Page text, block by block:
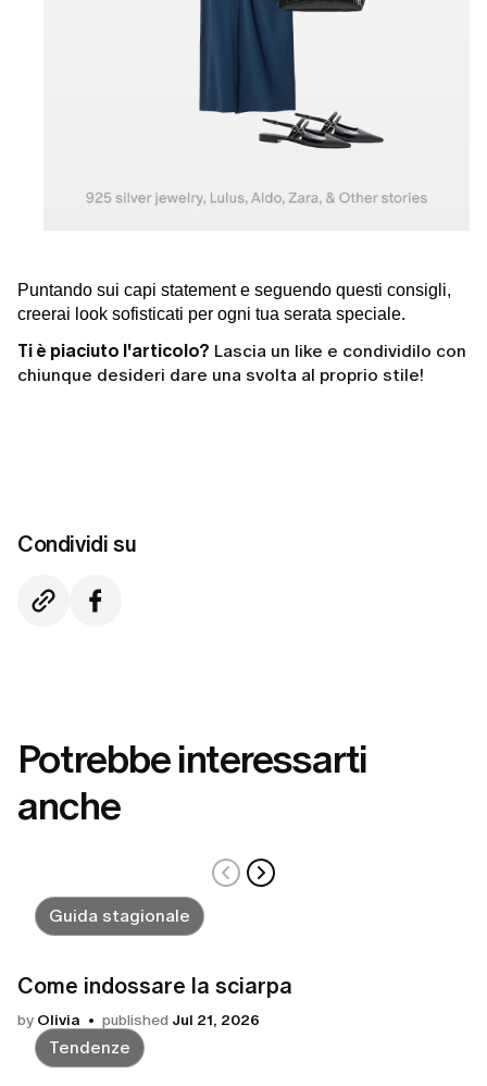
Puntando sui capi statement e seguendo questi consigli,
creerai look sofisticati per ogni tua serata speciale.
Ti è piaciuto l'articolo? Lascia un like e condividilo con
chiunque desideri dare una svolta al proprio stile!
Condividi su
Potrebbe interessarti
anche
Guida stagionale
Come indossare la sciarpa
by Olivia published Jul 21, 2026
Tendenze